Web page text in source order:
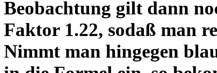
Beobachtung gilt dann
Faktor 1.22, sodaß man
Nimmt man hingegen